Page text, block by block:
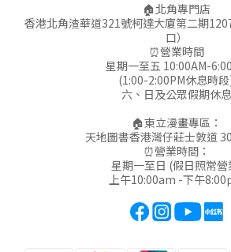
🏠北角專門店
香港北角渣華道321號柯達大廈第二期
口）
⏰營業時間
星期一至五 10:00AM-
(1:00-2:00PM休息時
六、日及公眾假期休息
🏠東立漫畫專區：
天地圖書香港灣仔莊士敦道
⏰營業時間：
星期一至日 (假日照常營
上午10:00am -下午